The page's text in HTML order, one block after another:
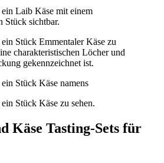
Käse Tasting-Sets für